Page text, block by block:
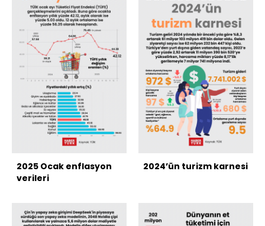
2025 Ocak enflasyon
verileri
2024’ün turizm karnesi